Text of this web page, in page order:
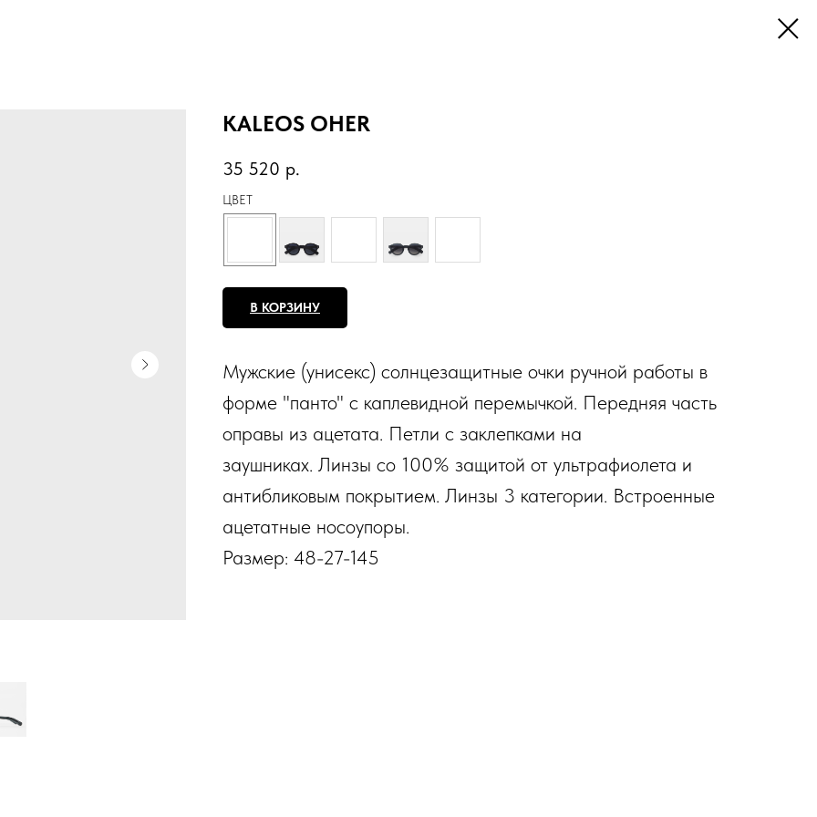
KALEOS OHER
35 520 р.
ЦВЕТ
В КОРЗИНУ
Мужские (унисекс) солнцезащитные очки ручной работы в
форме "панто" с каплевидной перемычкой. Передняя часть
оправы из ацетата. Петли с заклепками на
заушниках. Линзы со 100% защитой от ультрафиолета и
антибликовым покрытием. Линзы 3 категории. Встроенные
ацетатные носоупоры.
Размер: 48-27-145